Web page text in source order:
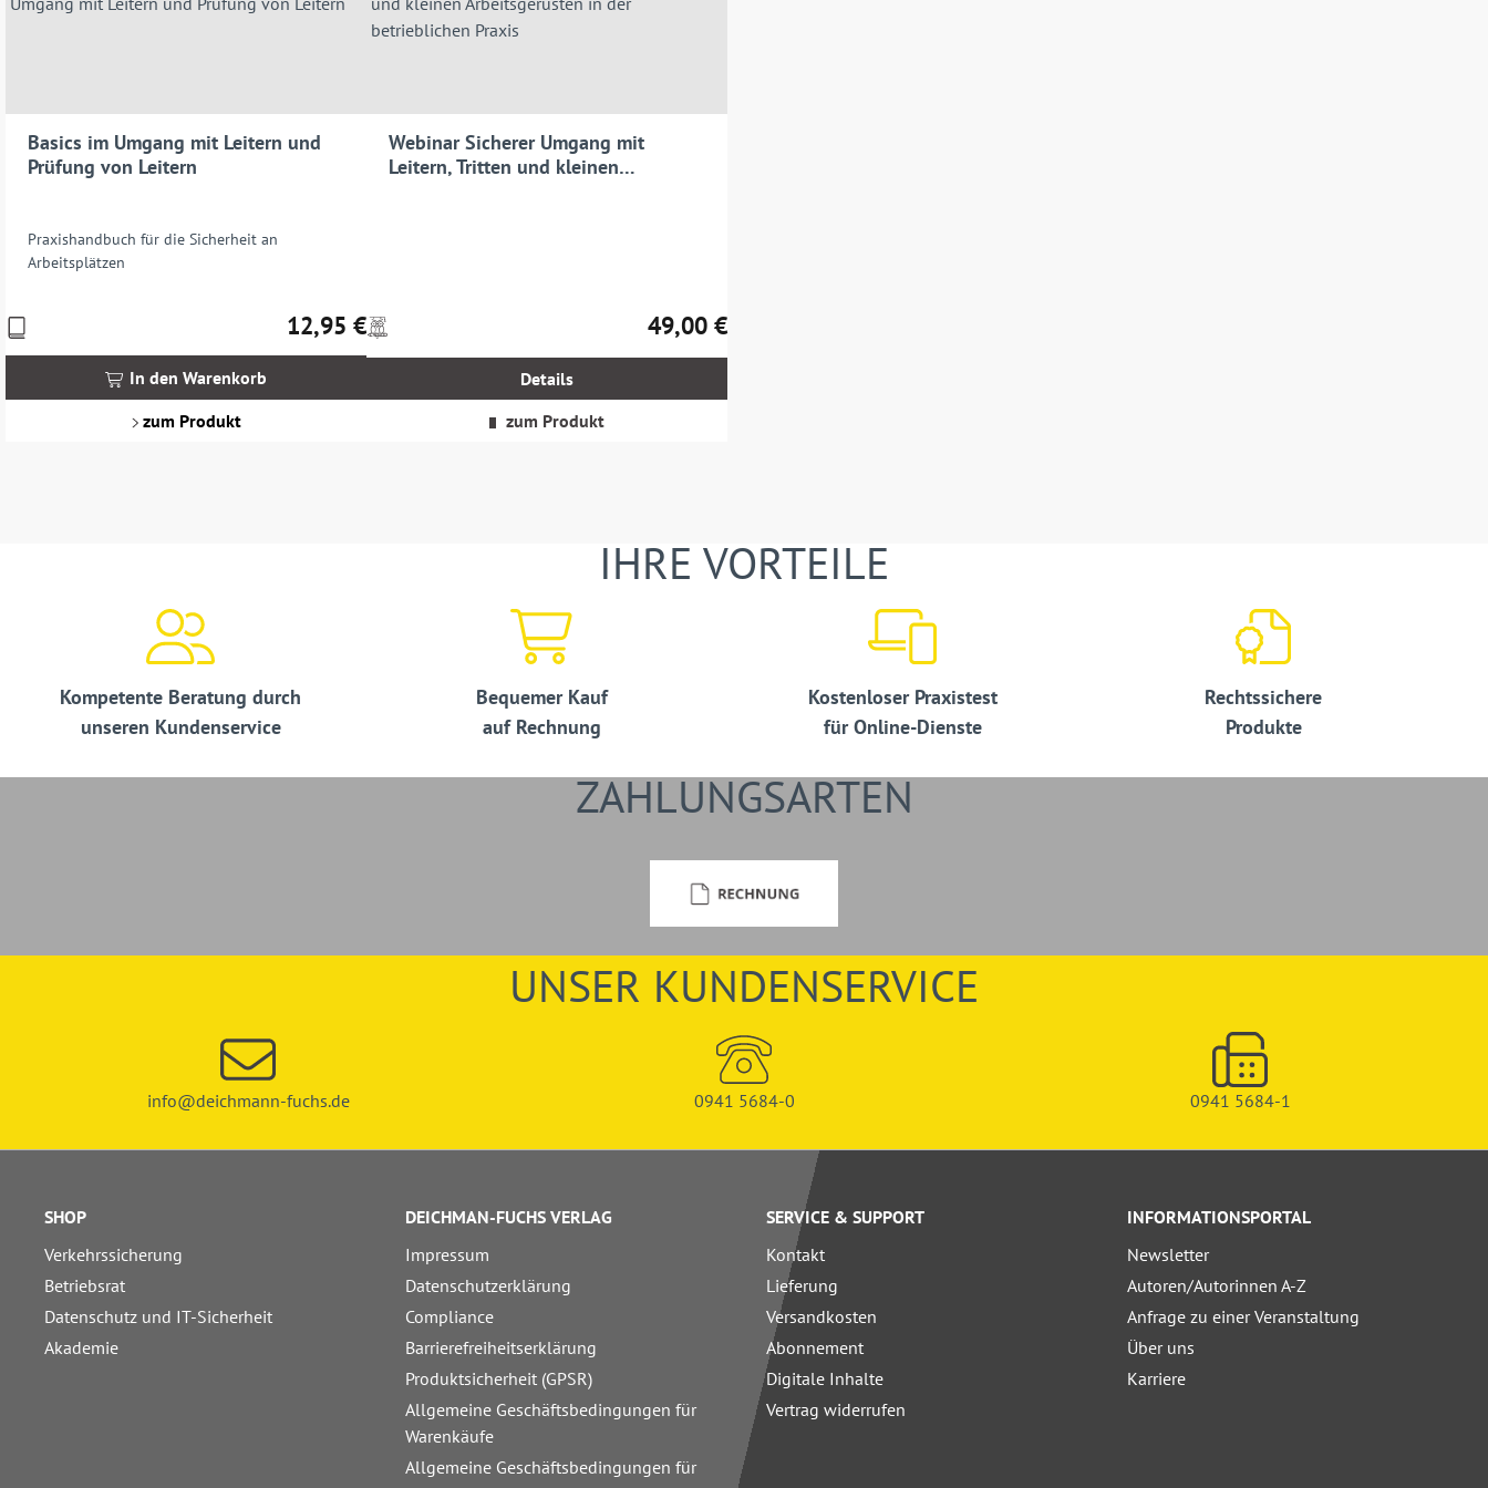
Basics im Umgang mit Leitern und
Prüfung von Leitern
Praxishandbuch für die Sicherheit an
Arbeitsplätzen
Regulärer Preis:
12,95 €
Preise
inkl.
In den Warenkorb
zum Produkt
Webinar Sicherer Umgang mit
Leitern, Tritten und kleinen
Regulärer Preis:
49,00 €
Preise
inkl.
Details
zum Produkt
IHRE VORTEILE
Kompetente Beratung durch
unseren Kundenservice
Bequemer Kauf
auf Rechnung
Kostenloser Praxistest
für Online-Dienste
Rechtssichere
Produkte
ZAHLUNGSARTEN
UNSER KUNDENSERVICE
info@deichmann-fuchs.de 0941 5684-0 0941 5684-1
SHOP
Verkehrssicherung
Betriebsrat
Datenschutz und IT-Sicherheit
Akademie
DEICHMAN-FUCHS VERLAG
Impressum
Datenschutzerklärung
Compliance
Barrierefreiheitserklärung
Produktsicherheit (GPSR)
Allgemeine Geschäftsbedingungen für
Warenkäufe
Allgemeine Geschäftsbedingungen für
SERVICE & SUPPORT
Kontakt
Lieferung
Versandkosten
Abonnement
Digitale Inhalte
Vertrag widerrufen
INFORMATIONSPORTAL
Newsletter
Autoren/Autorinnen A-Z
Anfrage zu einer Veranstaltung
Über uns
Karriere